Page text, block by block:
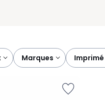
marques imprimé